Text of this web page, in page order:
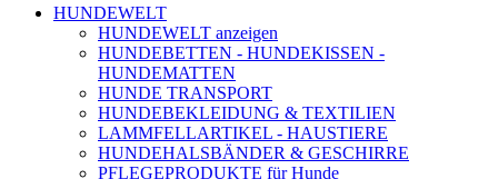
HUNDEWELT
HUNDEWELT anzeigen
HUNDEBETTEN - HUNDEKISSEN -
HUNDEMATTEN
HUNDE TRANSPORT
HUNDEBEKLEIDUNG & TEXTILIEN
LAMMFELLARTIKEL - HAUSTIERE
HUNDEHALSBÄNDER & GESCHIRRE
PFLEGEPRODUKTE für Hunde